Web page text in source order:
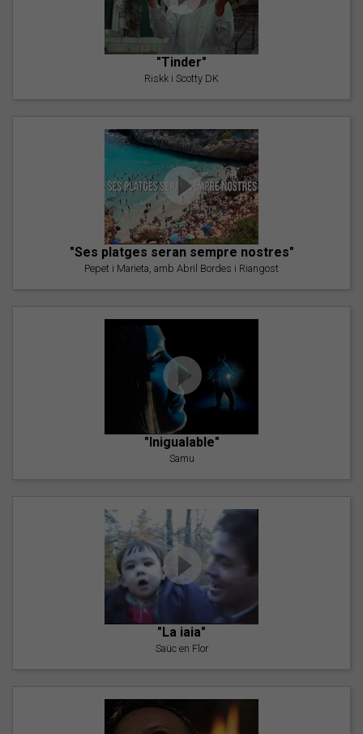
"Tinder"
Riskk i Scotty DK
"Ses platges seran sempre nostres"
Pepet i Marieta, amb Abril Bordes i Riangost
"Inigualable"
Samu
"La iaia"
Saüc en Flor